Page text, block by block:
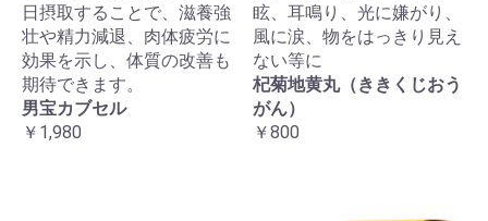
日摂取することで、滋養強
壮や精力減退、肉体疲労に
効果を示し、体質の改善も
期待できます。
男宝カブセル
￥1,980
眩、耳鳴り、光に嫌がり、
風に涙、物をはっきり見え
ない等に
杞菊地黄丸（ききくじおう
がん）
￥800